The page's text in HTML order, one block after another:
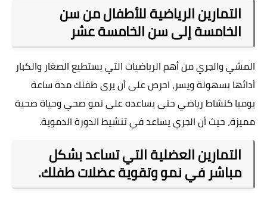
التمارين الرياضية للأطفال من سن
الخامسة إلى سن الخامسة عشر
المشي والجري من أهم الرياضيات التي يستطيع الصغار والكبار
أدائها بسهولة ويسر، احرص على أن يرى طفلك مدة ساعة
يوميا كنشاط رياضي حتى يساعده على نمو صحي وحياة صحية
مميزة، حيث أن الجري يساعد في تنشيط الدورة الدموية.
التمارين العضلية التي تساعد بشكل
مباشر في نمو وتقوية عضلات طفلك.